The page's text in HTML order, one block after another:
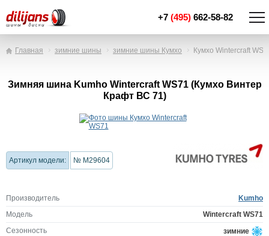
+7 (495) 662-58-82
Главная зимние шины зимние шины Кумхо Кумхо Wintercraft
Зимняя шина Kumho Wintercraft WS71 (Кумхо Винтер
Крафт ВС 71)
Артикул модели: № M29604
Производитель
Kumho
Модель
Wintercraft WS71
Сезонность
зимние